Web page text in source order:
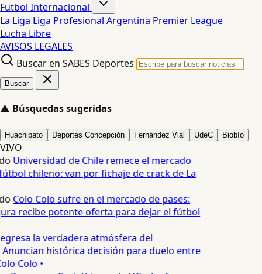
Futbol Internacional
La Liga Liga Profesional Argentina Premier League
Lucha Libre
AVISOS LEGALES
Buscar en SABES Deportes
Buscar
▲ Búsquedas sugeridas
Huachipato Deportes Concepción Fernández Vial UdeC Biobío
VIVO
Universidad de Chile remece el mercado
chileno: van por fichaje de crack de La
Colo Colo sufre en el mercado de pases:
recibe potente oferta para dejar el fútbol
la verdadera atmósfera del
histórica decisión para duelo entre
Colo •